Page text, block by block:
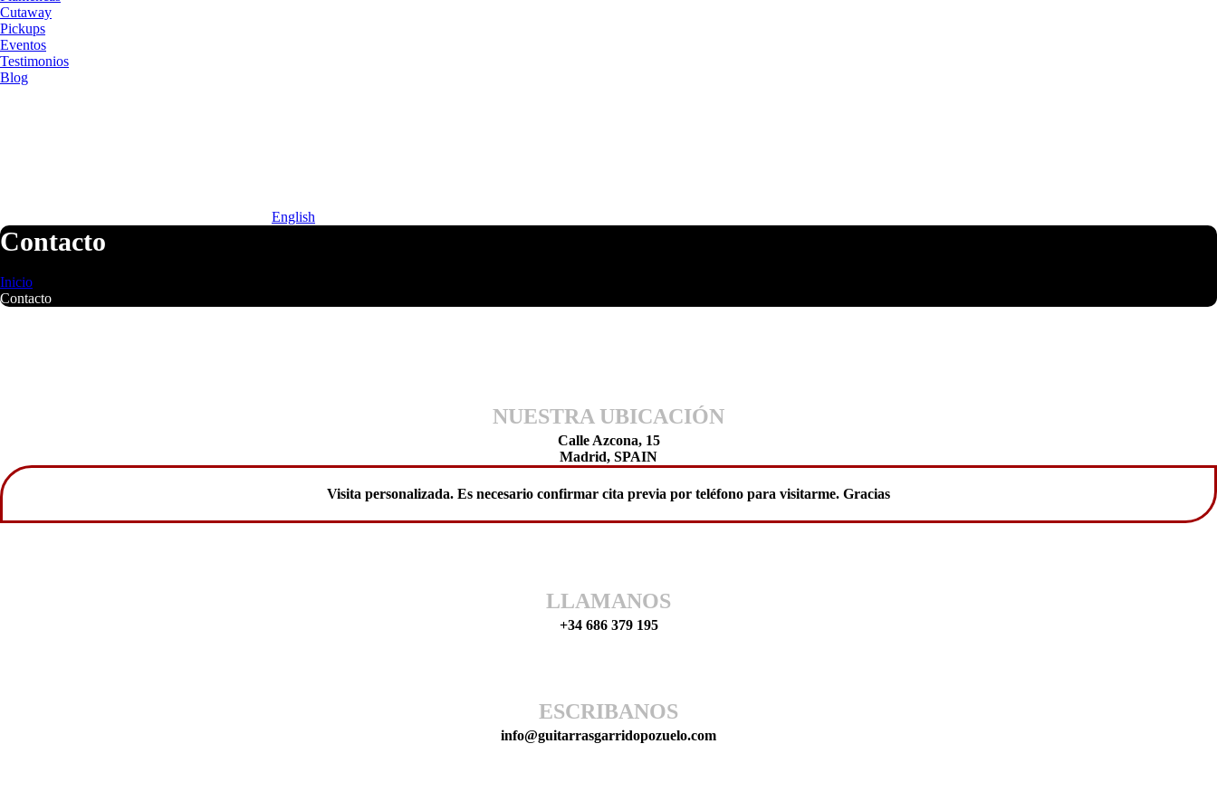
Cutaway
Pickups
Eventos
Testimonios
Blog
English
Contacto
Inicio
Contacto
NUESTRA UBICACIÓN
Calle Azcona, 15
Madrid, SPAIN
Visita personalizada. Es necesario confirmar cita previa por teléfono para visitarme. Gracias
LLAMANOS
+34 686 379 195
ESCRIBANOS
info@guitarrasgarridopozuelo.com